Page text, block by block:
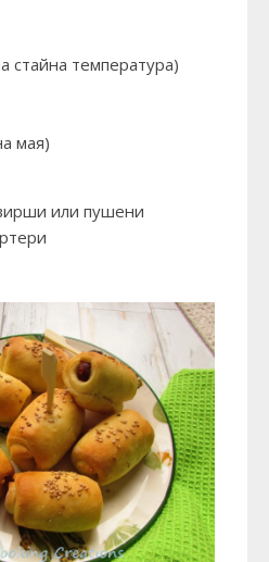
стайна температура)
мая)
или пушени